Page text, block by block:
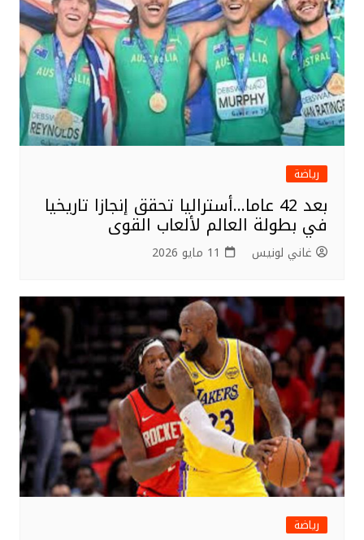
رياضة
بعد 42 عاما…أستراليا تحقق إنجازا تاريخيا
في بطولة العالم لألعاب القوى
غاني لونيس 11 مايو 2026
رياضة